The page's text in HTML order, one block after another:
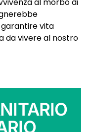
al morbo di
vita
da vivere al nostro